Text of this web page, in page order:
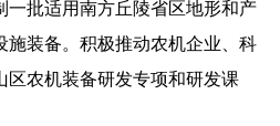
一批适用南方丘陵省区地形和产
施装备。积极推动农机企业、科
区农机装备研发专项和研发课